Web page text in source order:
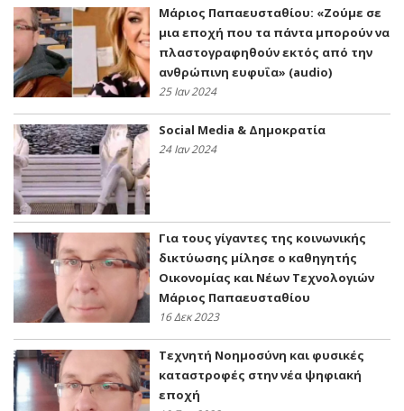
Μάριος Παπαευσταθίου: «Ζούμε σε
μια εποχή που τα πάντα μπορούν να
πλαστογραφηθούν εκτός από την
ανθρώπινη ευφυΐα» (audio)
25 Ιαν 2024
Social Media & Δημοκρατία
24 Ιαν 2024
Για τους γίγαντες της κοινωνικής
δικτύωσης μίλησε ο καθηγητής
Oικονομίας και Νέων Τεχνολογιών
Μάριος Παπαευσταθίου
16 Δεκ 2023
Τεχνητή Νοημοσύνη και φυσικές
καταστροφές στην νέα ψηφιακή
εποχή